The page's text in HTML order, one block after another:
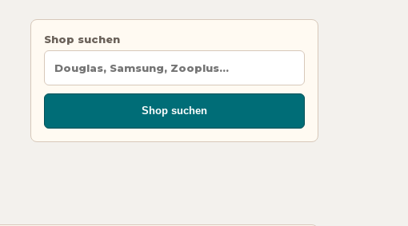
Shop suchen
Shop suchen